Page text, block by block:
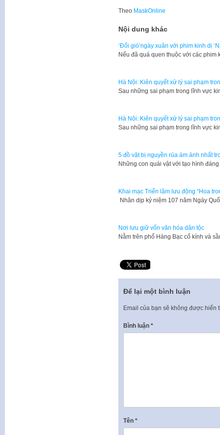
Theo MaskOnline
Nội dung khác
‘Đổi gió’ngày xuân với phim kinh dị
Nếu đã quá quen thuộc với các
Hà Nội: Kiên quyết xử lý sai phạm
Sau những sai phạm trong lĩnh vực
Hà Nội: Kiên quyết xử lý sai phạm
Sau những sai phạm trong lĩnh vực
5 đồ vật bị nguyền rủa ám ảnh nhất
Những con quái vật với tạo hình
Khai mạc Triển lãm lưu động “Hoa
Nhân dịp kỷ niệm 107 năm Ngày
Nơi lưu giữ vốn văn hóa dân tộc
Nằm trên phố Hàng Bạc cổ kính và
Để lại một bình luận
Email của bạn sẽ không được hiển
Bình luận *
Tên *